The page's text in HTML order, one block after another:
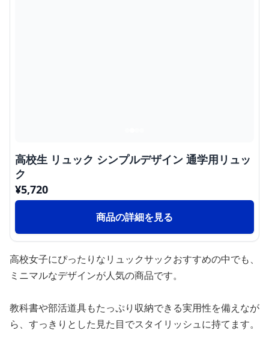
高校生 リュック シンプルデザイン 通学用リュッ
ク
¥5,720
商品の詳細を見る
高校女子にぴったりなリュックサックおすすめの中でも、
ミニマルなデザインが人気の商品です。
教科書や部活道具もたっぷり収納できる実用性を備えなが
ら、すっきりとした見た目でスタイリッシュに持てます。